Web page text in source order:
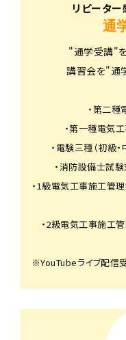
リピーター
通
"通学受講"
講習会を"通
・第二種
・第一種電気
・電験三種（初級
・消防設備士試
・1級電気工事施工管
・2級電気工事施工
※YouTubeライブ配信